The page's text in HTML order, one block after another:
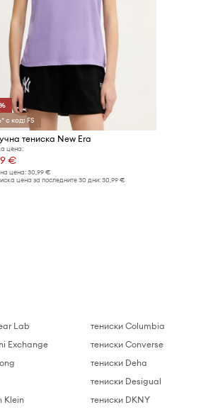
с код: FS
тениска New Era
цена:
€
цена: 30,99 €
цена за последните 30 дни: 30,99 €
Lab
Exchange
Klein
тениски Columbia
тениски Converse
тениски Deha
тениски Desigual
тениски DKNY